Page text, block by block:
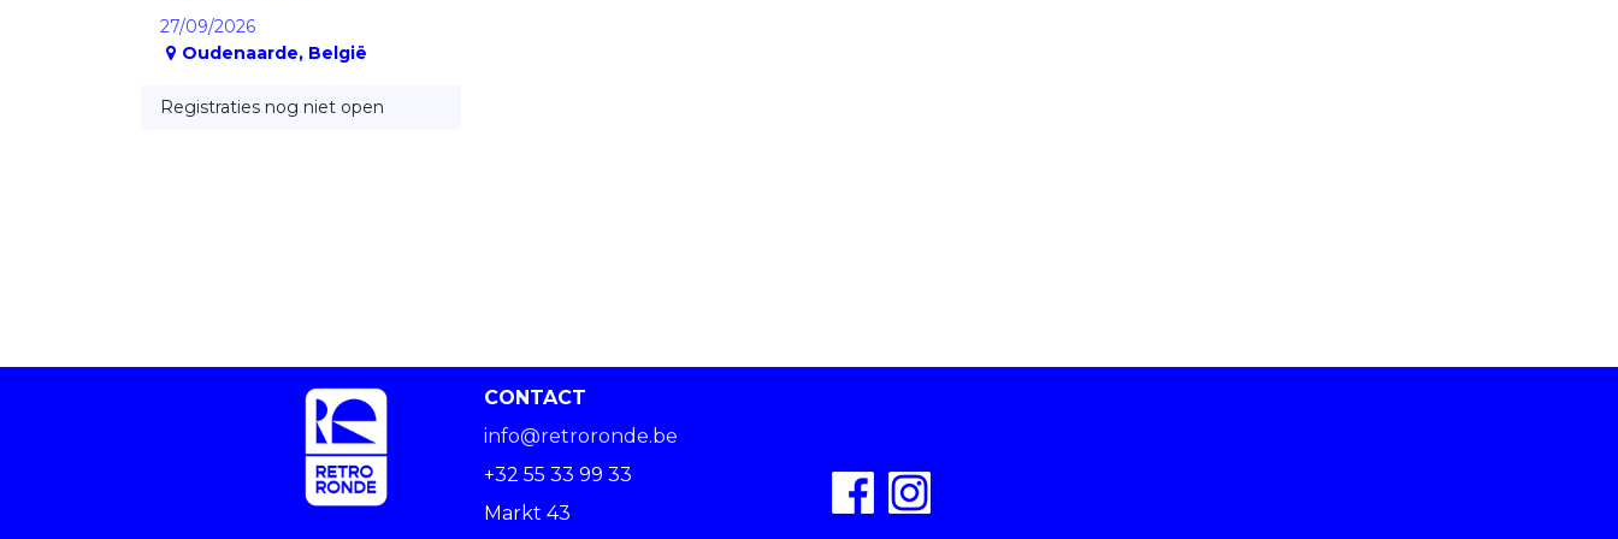
27/09/2026
Oudenaarde, België
Registraties nog niet open
CONTACT
info@retroronde.be
+32 55 33 99 33
Markt 43